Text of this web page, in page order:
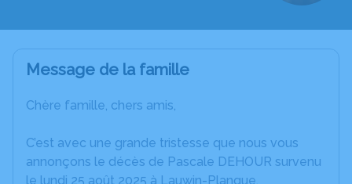
Message de la famille
Chère famille, chers amis,
C’est avec une grande tristesse que nous vous
annonçons le décès de Pascale DEHOUR survenu
le lundi 25 août 2025 à Lauwin-Planque.